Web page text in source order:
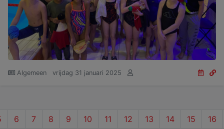
Algemeen vrijdag 31 januari 2025
6 7 8 9 10 11 12 13 14 15 16